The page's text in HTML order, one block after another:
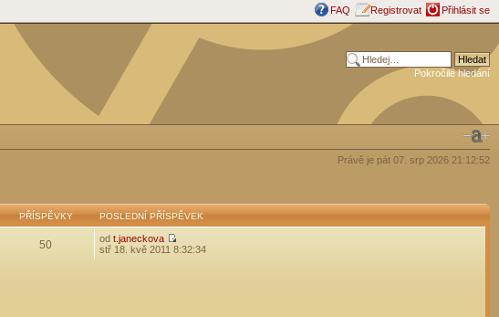
FAQ Registrovat Přihlásit se
Pokročilé hledání
Právě je pát 07. srp 2026 21:12:52
PŘÍSPĚVKY POSLEDNÍ PŘÍSPĚVEK
50 od t.janeckova
stř 18. kvě 2011 8:32:34